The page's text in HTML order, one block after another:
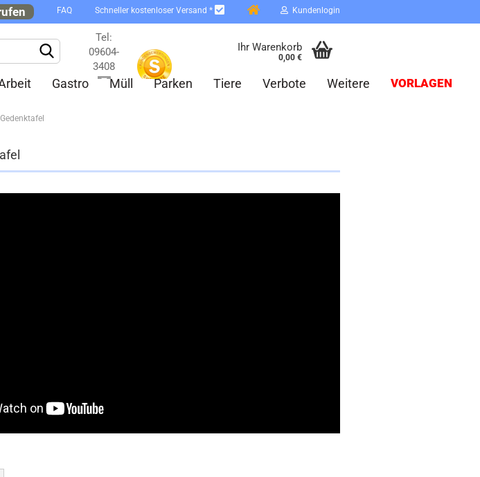
FAQ Schneller kostenloser Versand * Kundenlogin
Tel:
09604-
3408
Ihr Warenkorb
0,00 €
Gastro Müll Parken Tiere Verbote VORLAGEN
Weitere